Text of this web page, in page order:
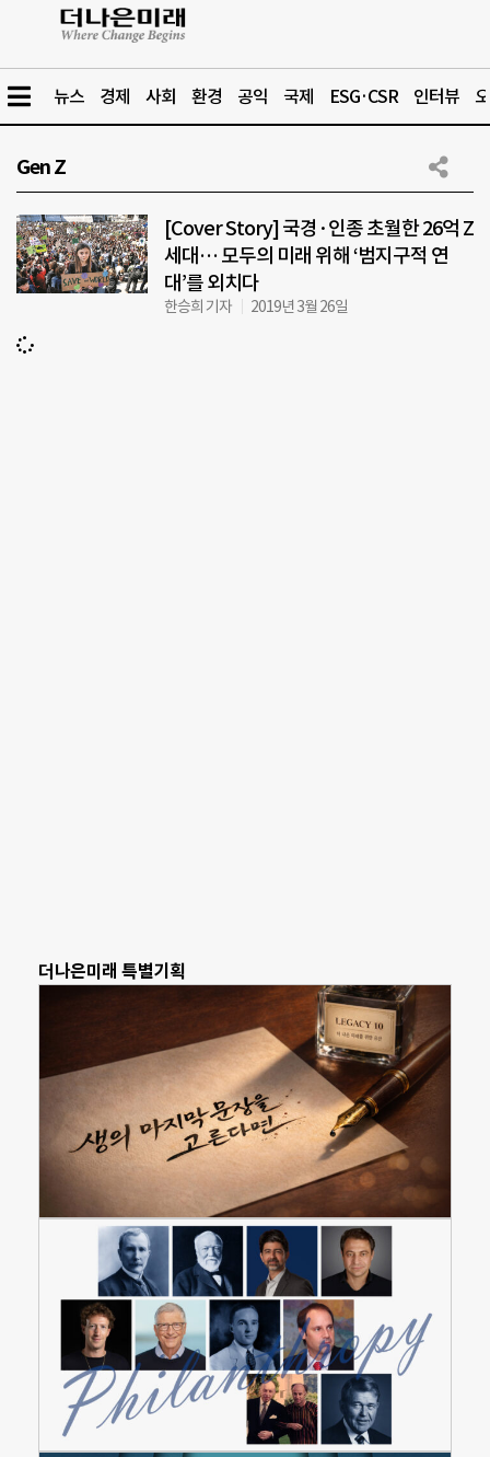
뉴스 경제 사회 환경 공익 국제 ESG·CSR 인터뷰
Gen Z
[Cover Story] 국경·인종 초월한 26억 Z
세대… 모두의 미래 위해 ‘범지구적 연
대’를 외치다
한승희 기자 2019년 3월 26일
더나은미래 특별기획